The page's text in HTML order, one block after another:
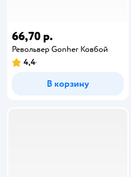
66,70 р.
Револьвер Gonher Ковбой
4,4
В корзину